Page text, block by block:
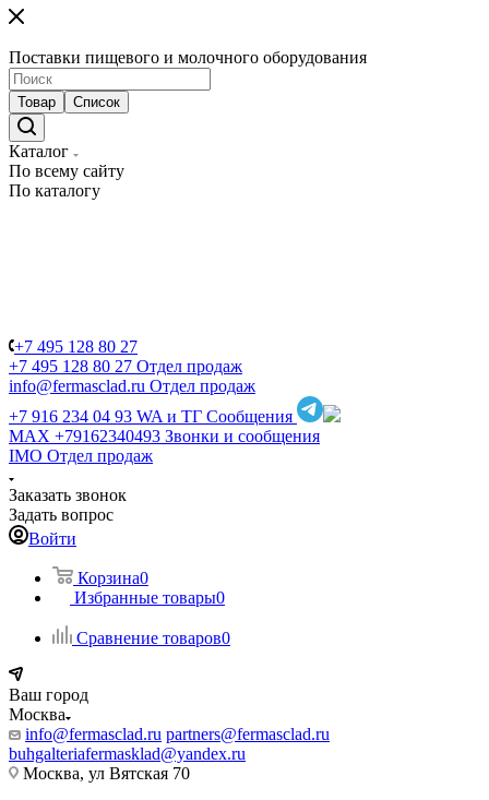
Поставки пищевого и молочного оборудования
Товар Список
Каталог
По всему сайту
По каталогу
+7 495 128 80 27
+7 495 128 80 27 Отдел продаж
info@fermasclad.ru Отдел продаж
+7 916 234 04 93 WA и ТГ Сообщения
MAX +79162340493 Звонки и сообщения
IMO Отдел продаж
Заказать звонок
Задать вопрос
Войти
Корзина0
Избранные товары0
Сравнение товаров0
Ваш город
Москва
info@fermasclad.ru partners@fermasclad.ru
buhgalteriafermasklad@yandex.ru
Москва, ул Вятская 70